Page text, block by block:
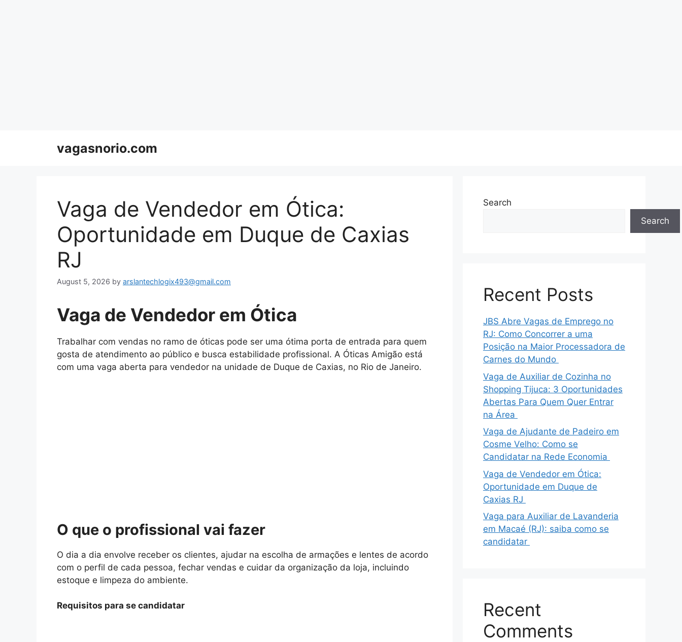
vagasnorio.com
Vaga de Vendedor em Ótica:
Oportunidade em Duque de Caxias
RJ
August 5, 2026 by arslantechlogix493@gmail.com
Vaga de Vendedor em Ótica
Trabalhar com vendas no ramo de óticas pode ser uma ótima porta de entrada para quem
gosta de atendimento ao público e busca estabilidade profissional. A Óticas Amigão está
com uma vaga aberta para vendedor na unidade de Duque de Caxias, no Rio de Janeiro.
O que o profissional vai fazer
O dia a dia envolve receber os clientes, ajudar na escolha de armações e lentes de acordo
com o perfil de cada pessoa, fechar vendas e cuidar da organização da loja, incluindo
estoque e limpeza do ambiente.
Requisitos para se candidatar
Search
Search
Recent Posts
JBS Abre Vagas de Emprego no
RJ: Como Concorrer a uma
Posição na Maior Processadora de
Carnes do Mundo
Vaga de Auxiliar de Cozinha no
Shopping Tijuca: 3 Oportunidades
Abertas Para Quem Quer Entrar
na Área
Vaga de Ajudante de Padeiro em
Cosme Velho: Como se
Candidatar na Rede Economia
Vaga de Vendedor em Ótica:
Oportunidade em Duque de
Caxias RJ
Vaga para Auxiliar de Lavanderia
em Macaé (RJ): saiba como se
candidatar
Recent
Comments